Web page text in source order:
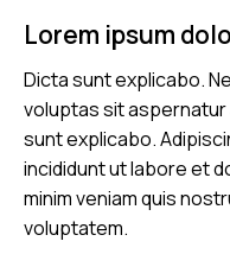
Lorem ipsum
Dicta sunt explicabo.
voluptas sit aspernatur
sunt explicabo.
incididunt ut labore et
minim veniam quis
voluptatem.